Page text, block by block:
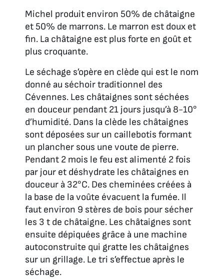
Michel produit environ 50% de châtaigne
et 50% de marrons. Le marron est doux et
fin. La châtaigne est plus forte en goût et
plus croquante.
Le séchage s’opère en clède qui est le nom
donné au séchoir traditionnel des
Cévennes. Les châtaignes sont séchées
en douceur pendant 21 jours jusqu’à 8-10°
d’humidité. Dans la clède les châtaignes
sont déposées sur un caillebotis formant
un plancher sous une voute de pierre.
Pendant 2 mois le feu est alimenté 2 fois
par jour et déshydrate les châtaignes en
douceur à 32°C. Des cheminées créées à
la base de la voûte évacuent la fumée. Il
faut environ 9 stères de bois pour sécher
les 3 t de châtaigne. Les châtaignes sont
ensuite dépiquées grâce à une machine
autoconstruite qui gratte les châtaignes
sur un grillage. Le tri s’effectue après le
séchage.